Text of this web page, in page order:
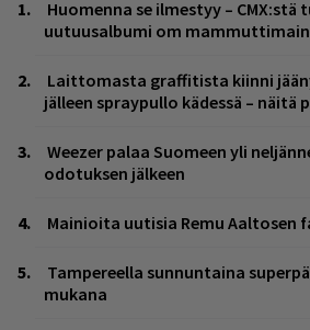
Huomenna se ilmestyy – CMX:stä
uutuusalbumi om
Laittomasta graffitista kiinni
jälleen spraypullo kädessä –
Weezer palaa Suomeen yli
odotuksen jälkeen
Mainioita uutisia Remu Aaltosen
Tampereella sunnuntaina
mukana